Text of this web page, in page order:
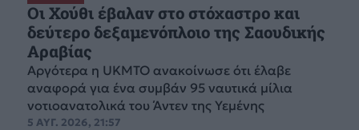
Οι Χούθι έβαλαν στο στόχαστρο και
δεύτερο δεξαμενόπλοιο της Σαουδικής
Αραβίας
Aργότερα η UKMTO ανακοίνωσε ότι έλαβε
αναφορά για ένα συμβάν 95 ναυτικά μίλια
νοτιοανατολικά του Άντεν της Υεμένης
5 ΑΥΓ. 2026, 21:57